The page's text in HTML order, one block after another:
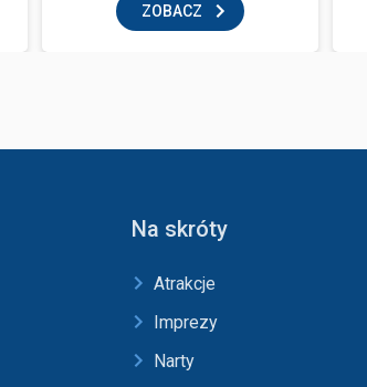
ZOBACZ
Na skróty
Atrakcje
Imprezy
Narty